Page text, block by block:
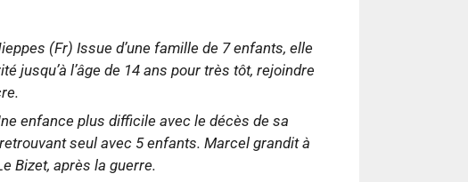
(Fr) Issue d’une famille de 7 enfants, elle
jusqu’à l’âge de 14 ans pour très tôt, rejoindre
enfance plus difficile avec le décès de sa
seul avec 5 enfants. Marcel grandit à
Bizet, après la guerre.